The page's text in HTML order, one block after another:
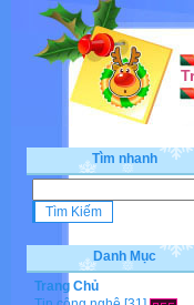
Tìm nhanh
Danh Mục
Trang Chủ